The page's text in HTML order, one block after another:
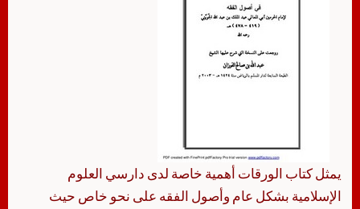
يمثل كتاب الورقات أهمية خاصة لدى دارسي العلوم
الإسلامية بشكل عام وأصول الفقه على نحو خاص حيث